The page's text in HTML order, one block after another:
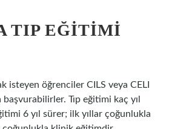
TIP EĞITIMI
isteyen öğrenciler CILS veya CELI
Tıp eğitimi kaç yıl
6 yıl sürer; ilk yıllar çoğunlukla